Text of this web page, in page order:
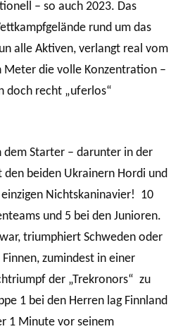
– so auch 2023. Das
rund um das
alle Aktiven, verlangt real vom
Meter die volle Konzentration –
doch recht „uferlos“
dem Starter – darunter in der
beiden Ukrainern Hordi und
Nichtskaninavier! 10
und 5 bei den Junioren.
triumphiert Schweden oder
zumindest in einer
der „Trekronors“ zu
1 bei den Herren lag Finnland
1 Minute vor seinem